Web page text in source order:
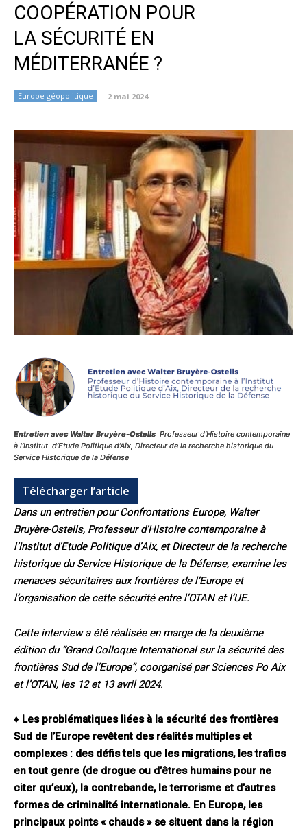
COOPÉRATION POUR
LA SÉCURITÉ EN
MÉDITERRANÉE ?
Europe géopolitique 2 mai 2024
Entretien avec Walter Bruyère-Ostells Professeur d’Histoire contemporaine
à l’Institut d’Etude Politique d’Aix, Directeur de la recherche historique du
Service Historique de la Défense
Télécharger l’article
Dans un entretien pour Confrontations Europe, Walter
Bruyère-Ostells, Professeur d’Histoire contemporaine à
l’Institut d’Etude Politique d’Aix, et Directeur de la recherche
historique du Service Historique de la Défense, examine les
menaces sécuritaires aux frontières de l’Europe et
l’organisation de cette sécurité entre l’OTAN et l’UE.
Cette interview a été réalisée en marge de la deuxième
édition du “Grand Colloque International sur la sécurité des
frontières Sud de l’Europe”, coorganisé par Sciences Po Aix
et l’OTAN, les 12 et 13 avril 2024.
♦ Les problématiques liées à la sécurité des frontières
Sud de l’Europe revêtent des réalités multiples et
complexes : des défis tels que les migrations, les trafics
en tout genre (de drogue ou d’êtres humains pour ne
citer qu’eux), la contrebande, le terrorisme et d’autres
formes de criminalité internationale. En Europe, les
principaux points « chauds » se situent dans la région